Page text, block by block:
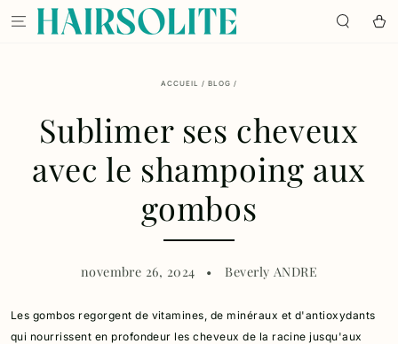
IGNORER LE
CONTENU
Panier
ACCUEIL / BLOG /
Sublimer ses cheveux
avec le shampoing aux
gombos
novembre 26, 2024 Beverly ANDRE
Les gombos regorgent de vitamines, de minéraux et d'antioxydants
qui nourrissent en profondeur les cheveux de la racine jusqu'aux